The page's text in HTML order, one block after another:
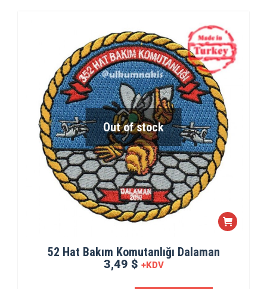
Out of stock
52 Hat Bakım Komutanlığı Dalaman
3,49 $ +KDV